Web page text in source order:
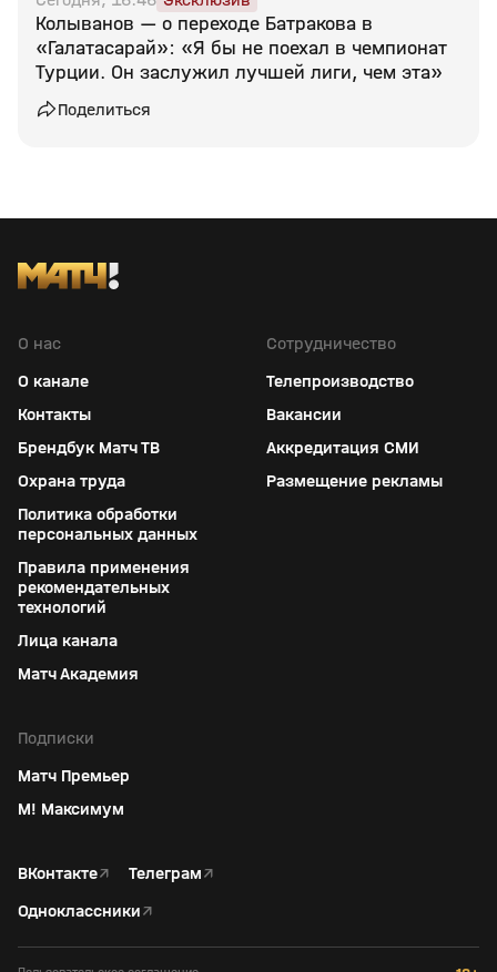
Колыванов — о переходе Батракова в
«Галатасарай»: «Я бы не поехал в чемпионат
Турции. Он заслужил лучшей лиги, чем эта»
Поделиться
О нас
О канале
Контакты
Брендбук Матч ТВ
Охрана труда
Политика обработки
персональных данных
Правила применения
рекомендательных
технологий
Лица канала
Матч Академия
Сотрудничество
Телепроизводство
Вакансии
Аккредитация СМИ
Размещение рекламы
Подписки
Матч Премьер
М! Максимум
ВКонтакте↗ Телеграм↗
Одноклассники↗